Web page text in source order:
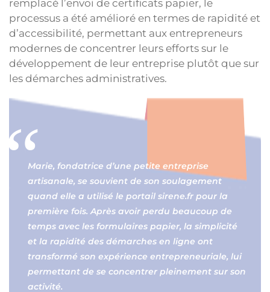
remplacé l’envoi de certificats papier, le
processus a été amélioré en termes de rapidité et
d’accessibilité, permettant aux entrepreneurs
modernes de concentrer leurs efforts sur le
développement de leur entreprise plutôt que sur
les démarches administratives.
Marie, fondatrice d’une petite entreprise
artisanale, se souvient de son soulagement
quand elle a utilisé le portail sirene.fr pour la
première fois. Après avoir perdu beaucoup de
temps avec les formulaires papier, la simplicité
et la rapidité des démarches en ligne ont
transformé son expérience entrepreneuriale, lui
permettant de se concentrer pleinement sur son
activité.